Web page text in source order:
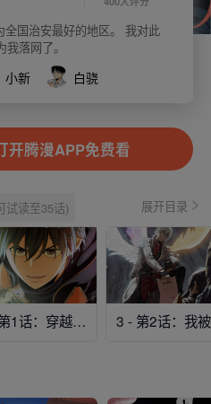
全国治安最好的地区。 我对此
落网了。
小新 白骁
开腾漫APP免费看
试读至35话) 展开目录
2 - 第1话：穿越！成为勇者！